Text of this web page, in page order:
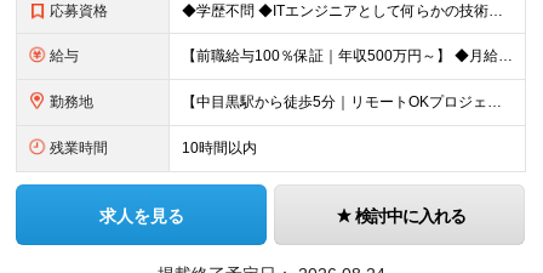
応募資格 ◆学歴不問 ◆ITエンジニアとして何らかの技術実務経験（職種問わず） ＜こんな方におすすめです！＞ ・要件定義やクライアントとの折衝など上流工程の経験を積みたい方 ・顧客の業務改善などにも踏み込ん
給与 【前職給与100％保証｜年収500万円～】 ◆⽉給41万7,000円〜＋業績(決算)賞与 ※上記の金額は、あくまで当社希望求人の基準提示額です。 ※個々人経験・能力などを充分考慮し決定します。 ※
勤務地 【中目黒駅から徒歩5分｜リモートOKプロジェクトあり】 下記プロジェクト先での勤務となります。 ◆プロジェクト先 東京都⽬⿊区上⽬⿊ ◆本社 東京都港区西新橋3-5-9 HOYO新虎ビル 10F
残業時間 10時間以内
求人を見る 検討中に入れる